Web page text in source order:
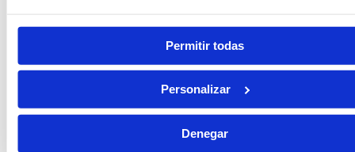
Permitir todas
Personalizar
Denegar
Tramitación Procesal Gestión Procesal